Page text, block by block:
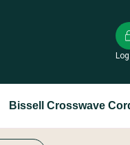
Bissell Crosswave